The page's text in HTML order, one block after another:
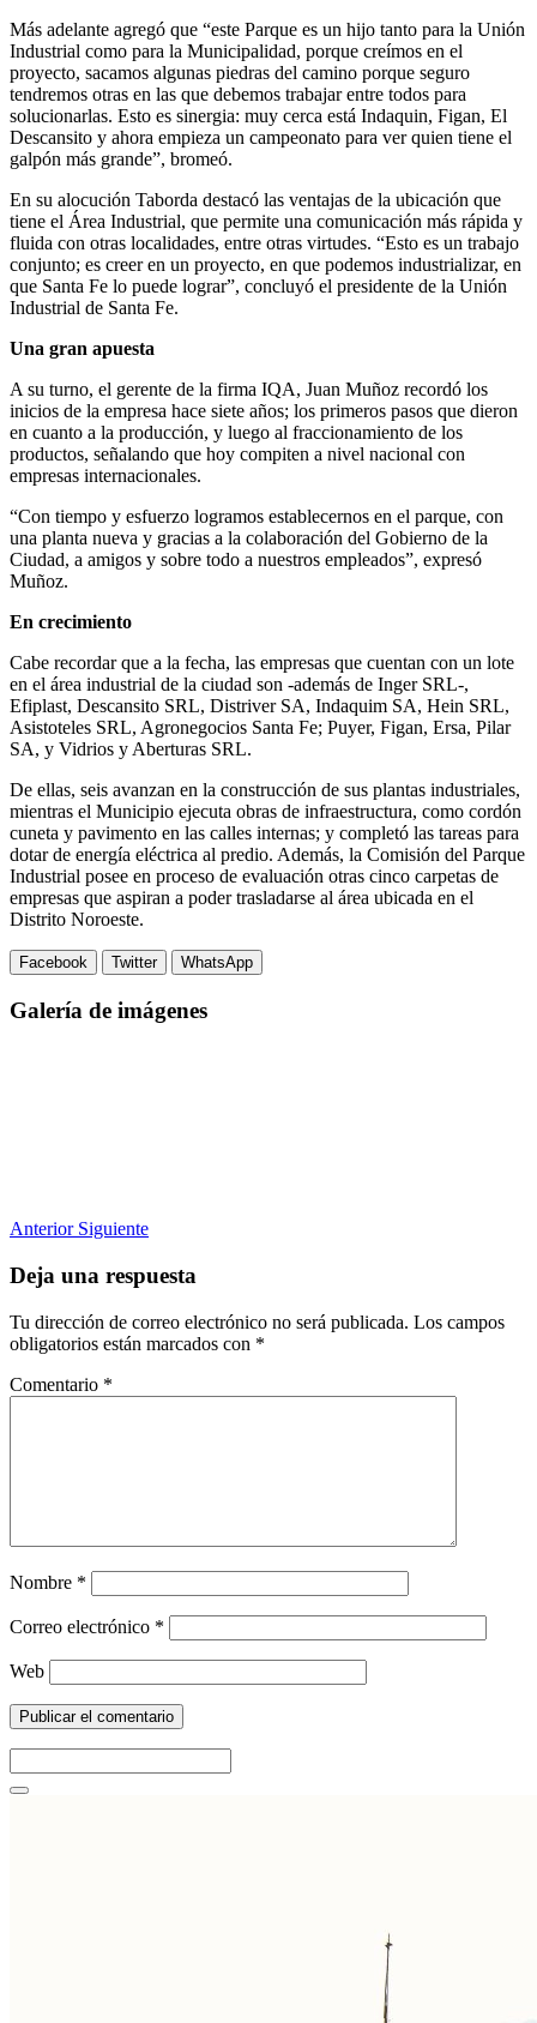
Más adelante agregó que “este Parque es un hijo tanto para la Unión
Industrial como para la Municipalidad, porque creímos en el
proyecto, sacamos algunas piedras del camino porque seguro
tendremos otras en las que debemos trabajar entre todos para
solucionarlas. Esto es sinergia: muy cerca está Indaquin, Figan, El
Descansito y ahora empieza un campeonato para ver quien tiene el
galpón más grande”, bromeó.
En su alocución Taborda destacó las ventajas de la ubicación que
tiene el Área Industrial, que permite una comunicación más rápida y
fluida con otras localidades, entre otras virtudes. “Esto es un trabajo
conjunto; es creer en un proyecto, en que podemos industrializar, en
que Santa Fe lo puede lograr”, concluyó el presidente de la Unión
Industrial de Santa Fe.
Una gran apuesta
A su turno, el gerente de la firma IQA, Juan Muñoz recordó los
inicios de la empresa hace siete años; los primeros pasos que dieron
en cuanto a la producción, y luego al fraccionamiento de los
productos, señalando que hoy compiten a nivel nacional con
empresas internacionales.
“Con tiempo y esfuerzo logramos establecernos en el parque, con
una planta nueva y gracias a la colaboración del Gobierno de la
Ciudad, a amigos y sobre todo a nuestros empleados”, expresó
Muñoz.
En crecimiento
Cabe recordar que a la fecha, las empresas que cuentan con un lote
en el área industrial de la ciudad son -además de Inger SRL-,
Efiplast, Descansito SRL, Distriver SA, Indaquim SA, Hein SRL,
Asistoteles SRL, Agronegocios Santa Fe; Puyer, Figan, Ersa, Pilar
SA, y Vidrios y Aberturas SRL.
De ellas, seis avanzan en la construcción de sus plantas industriales,
mientras el Municipio ejecuta obras de infraestructura, como cordón
cuneta y pavimento en las calles internas; y completó las tareas para
dotar de energía eléctrica al predio. Además, la Comisión del Parque
Industrial posee en proceso de evaluación otras cinco carpetas de
empresas que aspiran a poder trasladarse al área ubicada en el
Distrito Noroeste.
Facebook Twitter WhatsApp
Galería de imágenes
Anterior Siguiente
Deja una respuesta
Tu dirección de correo electrónico no será publicada. Los campos
obligatorios están marcados con *
Comentario *
Nombre *
Correo electrónico *
Web